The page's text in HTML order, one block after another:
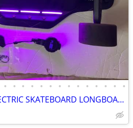
• • • • • • • • • • • • • •
BACKFIRE ZEALOT S ELECTRIC SKATEBOARD LONGBOARD HOVERBOARD NEW BATTERY